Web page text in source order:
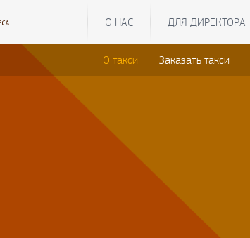
О НАС ДЛЯ ДИРЕКТОРА
О такси Заказать такси